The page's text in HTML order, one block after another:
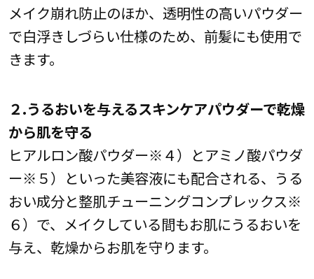
メイク崩れ防止のほか、透明性の高いパウダー
で白浮きしづらい仕様のため、前髪にも使用で
きます。
２.うるおいを与えるスキンケアパウダーで乾燥
から肌を守る
ヒアルロン酸パウダー※４）とアミノ酸パウダ
ー※５）といった美容液にも配合される、うる
おい成分と整肌チューニングコンプレックス※
６）で、メイクしている間もお肌にうるおいを
与え、乾燥からお肌を守ります。